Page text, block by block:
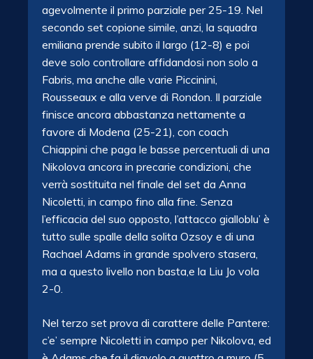
agevolmente il primo parziale per 25-19. Nel
secondo set copione simile, anzi, la squadra
emiliana prende subito il largo (12-8) e poi
deve solo controllare affidandosi non solo a
Fabris, ma anche alle varie Piccinini,
Rousseaux e alla verve di Rondon. Il parziale
finisce ancora abbastanza nettamente a
favore di Modena (25-21), con coach
Chiappini che paga le basse percentuali di una
Nikolova ancora in precarie condizioni, che
verrà sostituita nel finale del set da Anna
Nicoletti, in campo fino alla fine. Senza
l’efficacia del suo opposto, l’attacco gialloblu’ è
tutto sulle spalle della solita Ozsoy e di una
Rachael Adams in grande spolvero stasera,
ma a questo livello non basta,e la Liu Jo vola
2-0.
Nel terzo set prova di carattere delle Pantere:
c’e’ sempre Nicoletti in campo per Nikolova, ed